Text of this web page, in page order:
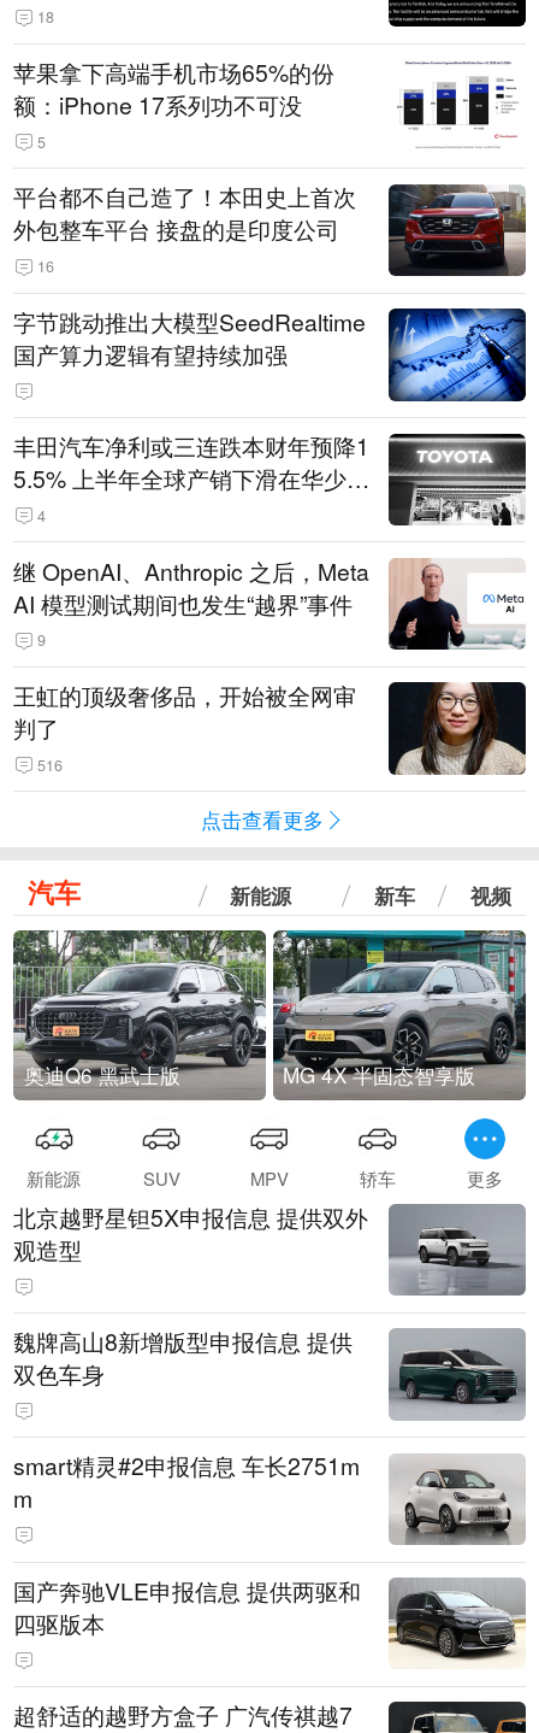
回美国
18
苹果拿下高端手机市场65%的份
额：iPhone 17系列功不可没
5
平台都不自己造了！本田史上首次
外包整车平台 接盘的是印度公司
16
字节跳动推出大模型SeedRealtime
国产算力逻辑有望持续加强
丰田汽车净利或三连跌本财年预降1
5.5% 上半年全球产销下滑在华少卖
14.3万辆
4
继 OpenAI、Anthropic 之后，Meta
AI 模型测试期间也发生“越界”事件
9
王虹的顶级奢侈品，开始被全网审
判了
516
点击查看更多
汽车 新能源 新车 视频
奥迪Q6 黑武士版 MG 4X 半固态智享版
新能源 SUV MPV 轿车 更多
北京越野星钽5X申报信息 提供双外
观造型
魏牌高山8新增版型申报信息 提供
双色车身
smart精灵#2申报信息 车长2751m
m
国产奔驰VLE申报信息 提供两驱和
四驱版本
超舒适的越野方盒子 广汽传祺越7